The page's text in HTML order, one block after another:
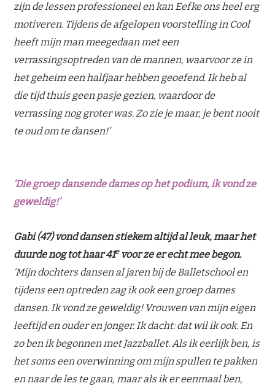
zijn de lessen professioneel en kan Eefke ons heel erg
motiveren. Tijdens de afgelopen voorstelling in Cool
heeft mijn man meegedaan met een
verrassingsoptreden van de mannen, waarvoor ze in
het geheim een halfjaar hebben geoefend. Ik heb al
die tijd thuis geen pasje gezien, waardoor de
verrassing nog groter was. Zo zie je maar, je bent nooit
te oud om te dansen!’
‘Die groep dansende dames op het podium, ik vond ze
geweldig!’
Gabi (47) vond dansen stiekem altijd al leuk, maar het
duurde nog tot haar 41evoor ze er echt mee begon.
‘Mijn dochters dansen al jaren bij de Balletschool en
tijdens een optreden zag ik ook een groep dames
dansen. Ik vond ze geweldig! Vrouwen van mijn eigen
leeftijd en ouder en jonger. Ik dacht: dat wil ik ook. En
zo ben ik begonnen met Jazzballet. Als ik eerlijk ben, is
het soms een overwinning om mijn spullen te pakken
en naar de les te gaan, maar als ik er eenmaal ben,